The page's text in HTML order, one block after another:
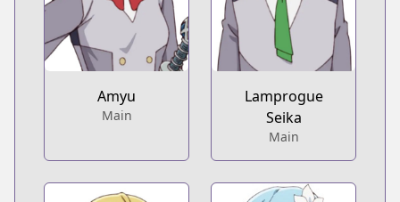
Amyu
Main
Lamprogue
Seika
Main